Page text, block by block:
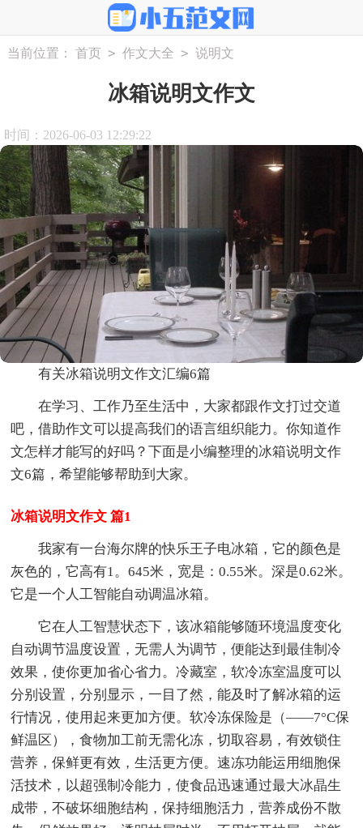
当前位置： 首页 > 作文大全 > 说明文
冰箱说明文作文
时间：2026-06-03 12:29:22
有关冰箱说明文作文汇编6篇
在学习、工作乃至生活中，大家都跟作文打过交道
吧，借助作文可以提高我们的语言组织能力。你知道作
文怎样才能写的好吗？下面是小编整理的冰箱说明文作
文6篇，希望能够帮助到大家。
冰箱说明文作文 篇1
我家有一台海尔牌的快乐王子电冰箱，它的颜色是
灰色的，它高有1。645米，宽是：0.55米。深是0.62米。
它是一个人工智能自动调温冰箱。
它在人工智慧状态下，该冰箱能够随环境温度变化
自动调节温度设置，无需人为调节，便能达到最佳制冷
效果，使你更加省心省力。冷藏室，软冷冻室温度可以
分别设置，分别显示，一目了然，能及时了解冰箱的运
行情况，使用起来更加方便。软冷冻保险是（——7°C保
鲜温区），食物加工前无需化冻，切取容易，有效锁住
营养，保鲜更有效，生活更方便。速冻功能运用细胞保
活技术，以超强制冷能力，使食品迅速通过最大冰晶生
成带，不破坏细胞结构，保持细胞活力，营养成份不散